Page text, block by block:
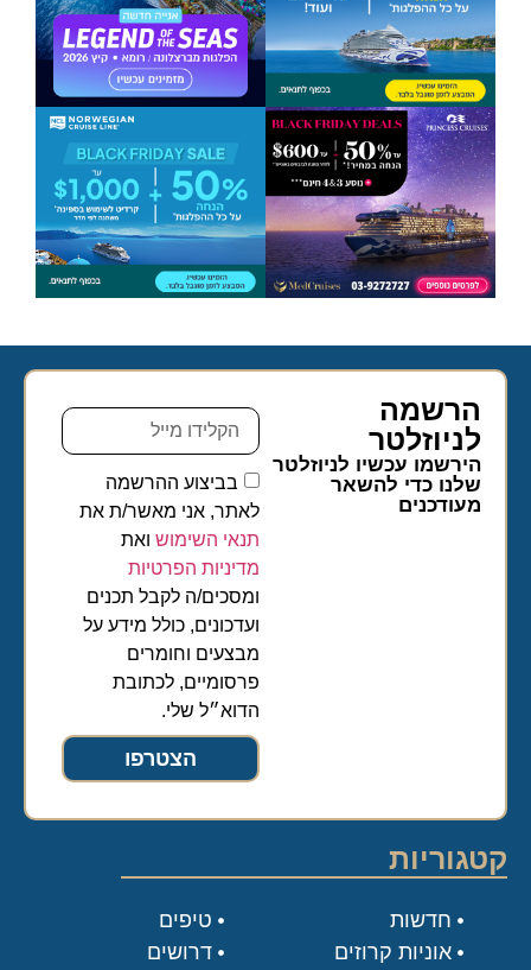
הרשמה
לניוזלטר​
הירשמו עכשיו לניוזלטר
שלנו כדי להשאר
מעודכנים
בביצוע ההרשמה
לאתר, אני מאשר/ת את
תנאי השימושואת
מדיניות הפרטיות
ומסכים/ה לקבל תכנים
ועדכונים, כולל מידע על
מבצעים וחומרים
פרסומיים, לכתובת
הדוא״ל שלי.
הצטרפו
קטגוריות
טיפים
דרושים
חדשות
אוניות קרוזים